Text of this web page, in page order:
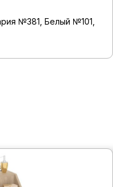
№381, Белый №101,